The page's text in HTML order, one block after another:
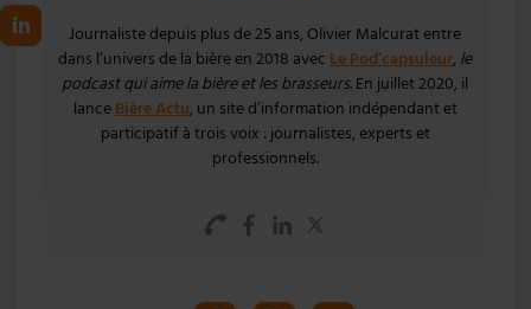
Journaliste depuis plus de 25 ans, Olivier Malcurat entre
dans l’univers de la bière en 2018 avec Le Pod’capsuleur, le
podcast qui aime la bière et les brasseurs. En juillet 2020, il
lance Bière Actu, un site d’information indépendant et
participatif à trois voix : journalistes, experts et
professionnels.